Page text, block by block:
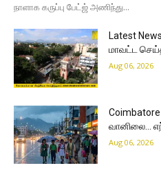
நாளாக கருப்பு பேட்ஜ் அணிந்து...
Latest
மாவட்ட
Aug 06, 2026
வானிலை…
Aug 06, 2026